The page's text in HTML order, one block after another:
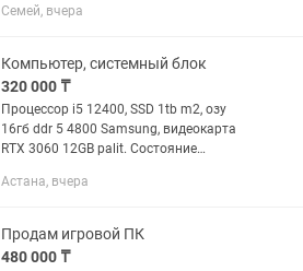
хозяин, есть торг.
Семей, вчера
Компьютер, системный блок
320 000 ₸
Процессор i5 12400, SSD 1tb m2, озу
16гб ddr 5 4800 Samsung, видеокарта
RTX 3060 12GB palit. Состояние
Астана, вчера
Продам игровой ПК
480 000 ₸